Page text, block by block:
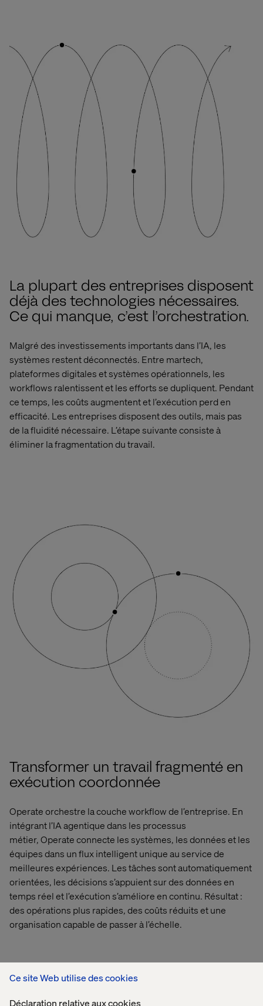
Ce site Web utilise des cookies
Déclaration relative aux cookies
La plupart des entreprises disposent
déjà des technologies nécessaires.
Ce qui manque, c’est l’orchestration.
Malgré des investissements importants dans l’IA, les
systèmes restent déconnectés. Entre martech,
plateformes digitales et systèmes opérationnels, les
workflows ralentissent et les efforts se dupliquent. Pendant
ce temps, les coûts augmentent et l’exécution perd en
efficacité. Les entreprises disposent des outils, mais pas
de la fluidité nécessaire. L’étape suivante consiste à
éliminer la fragmentation du travail.
Transformer un travail fragmenté en
exécution coordonnée
Operate orchestre la couche workflow de l’entreprise. En
intégrant l’IA agentique dans les processus
métier,Operateconnecte les systèmes, les données et les
équipes dans un flux intelligent unique au service de
meilleures expériences. Les tâches sont automatiquement
orientées, les décisions s’appuient sur des données en
temps réel et l’exécution s’améliore en continu. Résultat :
des opérations plus rapides, des coûts réduits et une
organisation capable de passer à l’échelle.
ÉTUDES DE CAS